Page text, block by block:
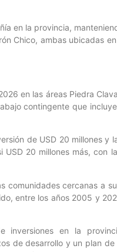
en la provincia,
Chico, ambas ubicadas
en las áreas Piedra
contingente que
de USD 20 millones y
20 millones más, con
comunidades cercanas a
entre los años 2005 y
en la
de desarrollo y un plan